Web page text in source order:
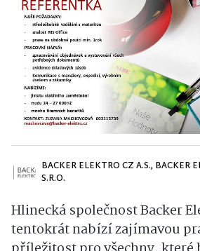
BACKER ELEKTRO CZ A.S., BACKER
S.R.O.
Hlinecká společnost Backer
tentokrát nabízí zajímavou